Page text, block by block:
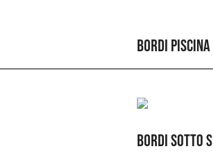
BORDI PISCINA
BORDI SOTTO